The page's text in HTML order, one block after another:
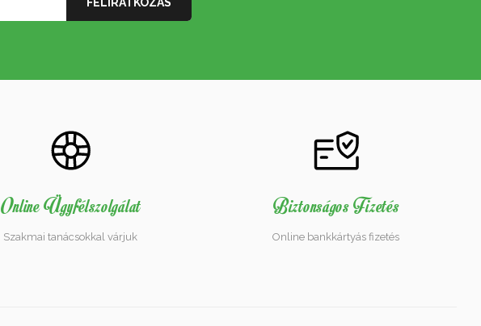
Online Ügyfélszolgálat
Szakmai tanácsokkal várjuk
Biztonságos Fizetés
Online bankkártyás fizetés